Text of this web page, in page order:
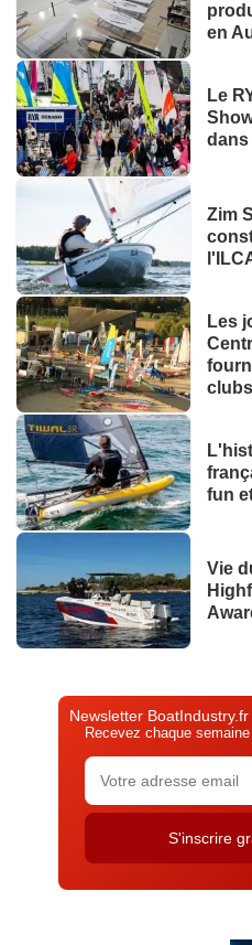
en
Le
dans
Zim
Les
fun
Vie
Newsletter BoatIndustry.fr
Recevez chaque